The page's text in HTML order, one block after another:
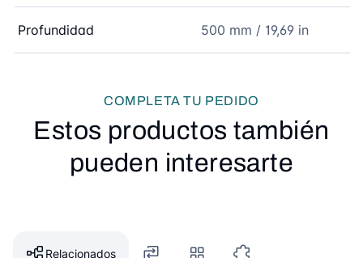
Profundidad 500 mm / 19,69 in
COMPLETA TU PEDIDO
Estos productos también
pueden interesarte
Relacionados